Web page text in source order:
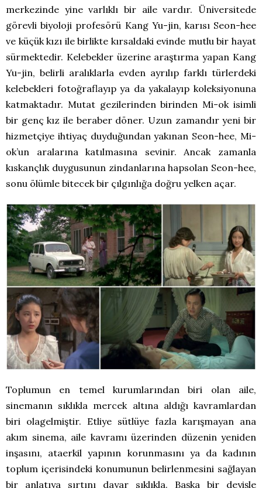
merkezinde yine varlıklı bir aile vardır. Üniversitede
görevli biyoloji profesörü Kang Yu-jin, karısı Seon-hee
ve küçük kızı ile birlikte kırsaldaki evinde mutlu bir hayat
sürmektedir. Kelebekler üzerine araştırma yapan Kang
Yu-jin, belirli aralıklarla evden ayrılıp farklı türlerdeki
kelebekleri fotoğraflayıp ya da yakalayıp koleksiyonuna
katmaktadır. Mutat gezilerinden birinden Mi-ok isimli
bir genç kız ile beraber döner. Uzun zamandır yeni bir
hizmetçiye ihtiyaç duyduğundan yakınan Seon-hee, Mi-
ok’un aralarına katılmasına sevinir. Ancak zamanla
kıskançlık duygusunun zindanlarına hapsolan Seon-hee,
sonu ölümle bitecek bir çılgınlığa doğru yelken açar.
Toplumun en temel kurumlarından biri olan aile,
sinemanın sıklıkla mercek altına aldığı kavramlardan
biri olagelmiştir. Etliye sütlüye fazla karışmayan ana
akım sinema, aile kavramı üzerinden düzenin yeniden
inşasını, ataerkil yapının korunmasını ya da kadının
toplum içerisindeki konumunun belirlenmesini sağlayan
bir anlatıya sırtını dayar sıklıkla. Başka bir deyişle